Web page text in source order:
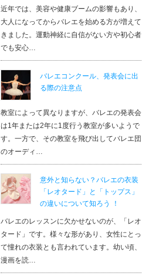
近年では、美容や健康ブームの影響もあり、
大人になってからバレエを始める方が増えて
きました。運動神経に自信がない方や初心者
でも安心…
バレエコンクール、発表会に出
る際の注意点
教室によって異なりますが、バレエの発表会
は1年または2年に1度行う教室が多いようで
す。一方で、その教室を飛び出してバレエ団
のオーディ…
意外と知らない？バレエの衣装
「レオタード」と「トップス」
の違いについて知ろう ！
バレエのレッスンに欠かせないのが、「レオ
タード」です。様々な形があり、女性にとっ
て憧れの衣装とも言われています。幼い頃、
漫画を読…